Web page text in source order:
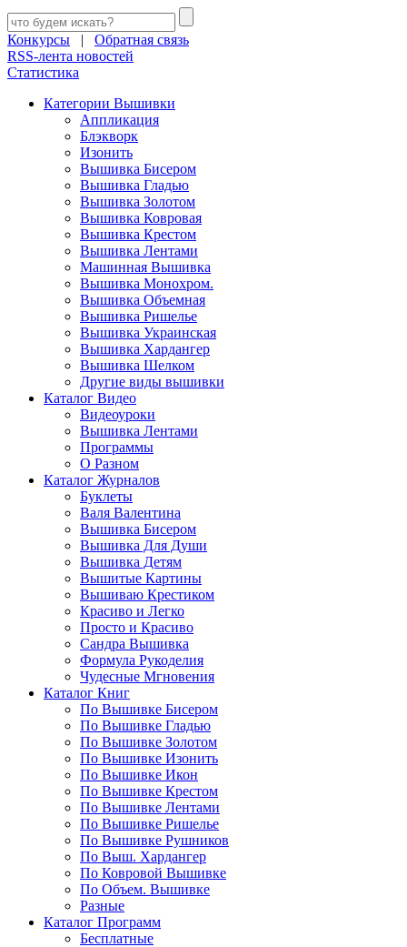
Конкурсы | Обратная связь
RSS-лента новостей
Статистика
Категории Вышивки
Аппликация
Блэкворк
Изонить
Вышивка Бисером
Вышивка Гладью
Вышивка Золотом
Вышивка Ковровая
Вышивка Крестом
Вышивка Лентами
Машинная Вышивка
Вышивка Монохром.
Вышивка Объемная
Вышивка Ришелье
Вышивка Украинская
Вышивка Хардангер
Вышивка Шелком
Другие виды вышивки
Каталог Видео
Видеоуроки
Вышивка Лентами
Программы
О Разном
Каталог Журналов
Буклеты
Валя Валентина
Вышивка Бисером
Вышивка Для Души
Вышивка Детям
Вышитые Картины
Вышиваю Крестиком
Красиво и Легко
Просто и Красиво
Сандра Вышивка
Формула Рукоделия
Чудесные Мгновения
Каталог Книг
По Вышивке Бисером
По Вышивке Гладью
По Вышивке Золотом
По Вышивке Изонить
По Вышивке Икон
По Вышивке Крестом
По Вышивке Лентами
По Вышивке Ришелье
По Вышивке Рушников
По Выш. Хардангер
По Ковровой Вышивке
По Объем. Вышивке
Разные
Каталог Программ
Бесплатные